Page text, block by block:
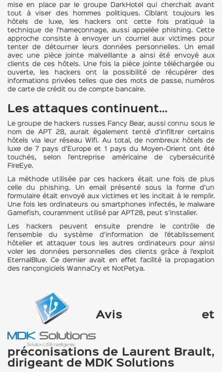
mise en place par le groupe DarkHotel qui cherchait avant
tout à viser des hommes politiques. Ciblant toujours les
hôtels de luxe, les hackers ont cette fois pratiqué la
technique de l’hameçonnage, aussi appelée phishing. Cette
approche consiste à envoyer un courriel aux victimes pour
tenter de détourner leurs données personnelles. Un email
avec une pièce jointe malveillante a ainsi été envoyé aux
clients de ces hôtels. Une fois la pièce jointe téléchargée ou
ouverte, les hackers ont la possibilité de récupérer des
informations privées telles que des mots de passe, numéros
de carte de crédit ou de compte bancaire.
Les attaques continuent…
Le groupe de hackers russes Fancy Bear, aussi connu sous le
nom de APT 28, aurait également tenté d’infiltrer certains
hôtels via leur réseau Wifi. Au total, de nombreux hôtels de
luxe de 7 pays d’Europe et 1 pays du Moyen-Orient ont été
touchés, selon l’entreprise américaine de cybersécurité
FireEye.
La méthode utilisée par ces hackers était une fois de plus
celle du phishing. Un email présenté sous la forme d’un
formulaire était envoyé aux victimes et les incitait à le remplir.
Une fois les ordinateurs ou smartphones infectés, le malware
Gamefish, couramment utilisé par APT28, peut s’installer.
Les hackers peuvent ensuite prendre le contrôle de
l’ensemble du système d’information de l’établissement
hôtelier et attaquer tous les autres ordinateurs pour ainsi
voler les données personnelles des clients grâce à l’exploit
EternalBlue. Ce dernier avait en effet facilité la propagation
des rançongiciels WannaCry et NotPetya.
Avis et
préconisations de Laurent Brault,
dirigeant de MDK Solutions